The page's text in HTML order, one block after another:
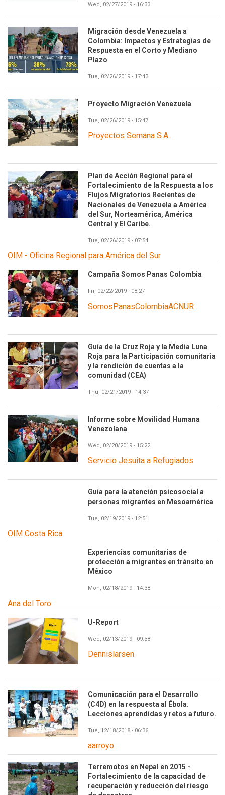
Wed, 02/27/2019 - 16:33
Migración desde Venezuela a
Colombia: Impactos y Estrategias de
Respuesta en el Corto y Mediano
Plazo
Tue, 02/26/2019 - 17:43
Proyecto Migración Venezuela
Tue, 02/26/2019 - 15:47
Proyectos Semana S.A.
Plan de Acción Regional para el
Fortalecimiento de la Respuesta a los
Flujos Migratorios Recientes de
Nacionales de Venezuela a América
del Sur, Norteamérica, América
Central y El Caribe.
Tue, 02/26/2019 - 07:54
OIM - Oficina Regional para América del Sur
Campaña Somos Panas Colombia
Fri, 02/22/2019 - 08:27
SomosPanasColombiaACNUR
Guía de la Cruz Roja y la Media Luna
Roja para la Participación comunitaria
y la rendición de cuentas a la
comunidad (CEA)
Thu, 02/21/2019 - 14:37
Informe sobre Movilidad Humana
Venezolana
Wed, 02/20/2019 - 15:22
Servicio Jesuita a Refugiados
Guía para la atención psicosocial a
personas migrantes en Mesoamérica
Tue, 02/19/2019 - 12:51
OIM Costa Rica
Experiencias comunitarias de
protección a migrantes en tránsito en
México
Mon, 02/18/2019 - 14:38
Ana del Toro
U-Report
Wed, 02/13/2019 - 09:38
Dennislarsen
Comunicación para el Desarrollo
(C4D) en la respuesta al Ébola.
Lecciones aprendidas y retos a futuro.
Tue, 12/18/2018 - 06:36
aarroyo
Terremotos en Nepal en 2015 -
Fortalecimiento de la capacidad de
recuperación y reducción del riesgo